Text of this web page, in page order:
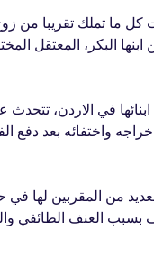
ما تملك تقريبا من
البكر، المعتقل
ابنائها في الاردن،
واختفائه بعد
من المقربين لها في
العنف الطائفي